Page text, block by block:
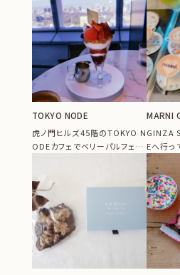
出し...
TOKYO NODE
虎ノ門ヒルズ45階のTOKYO N
ODEカフェでベリーパルフェを
MARNI
GINZA
Eへ行っ
デザート